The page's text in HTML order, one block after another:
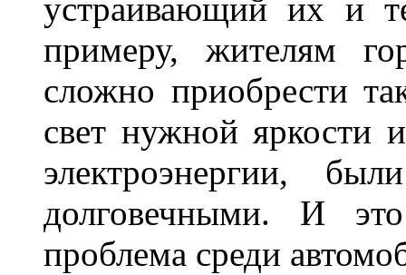
устраивающий их и
примеру, жителям
сложно приобрести
свет нужной яркости
электроэнергии,
долговечными. И
проблема среди